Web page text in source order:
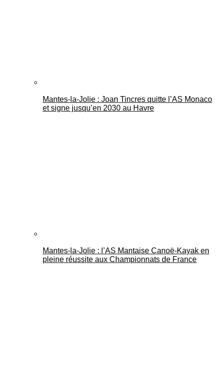
Mantes-la-Jolie : Joan Tincres quitte l’AS Monaco
et signe jusqu’en 2030 au Havre
Mantes-la-Jolie : l’AS Mantaise Canoë‑Kayak en
pleine réussite aux Championnats de France